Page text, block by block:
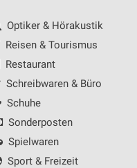
Optiker & Hörakustik
Reisen & Tourismus
Restaurant
Schreibwaren & Büro
Schuhe
Sonderposten
Spielwaren
Sport & Freizeit